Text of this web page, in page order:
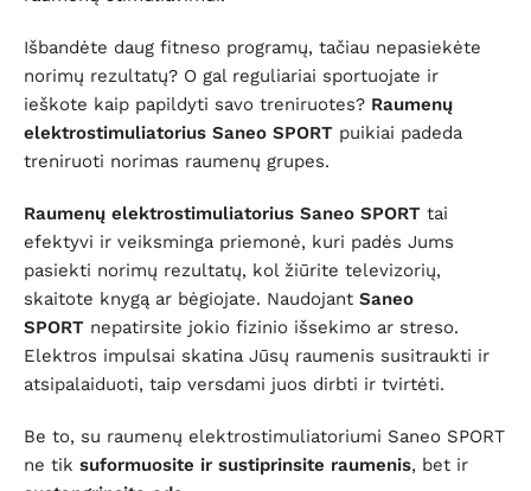
Išbandėte daug fitneso programų, tačiau nepasiekėte
norimų rezultatų? O gal reguliariai sportuojate ir
ieškote kaip papildyti savo treniruotes? Raumenų
elektrostimuliatorius Saneo SPORT puikiai padeda
treniruoti norimas raumenų grupes.
Raumenų elektrostimuliatorius Saneo SPORT tai
efektyvi ir veiksminga priemonė, kuri padės Jums
pasiekti norimų rezultatų, kol žiūrite televizorių,
skaitote knygą ar bėgiojate. Naudojant Saneo
SPORT nepatirsite jokio fizinio išsekimo ar streso.
Elektros impulsai skatina Jūsų raumenis susitraukti ir
atsipalaiduoti, taip versdami juos dirbti ir tvirtėti.
Be to, su raumenų elektrostimuliatoriumi Saneo SPORT
ne tik suformuosite ir sustiprinsite raumenis, bet ir